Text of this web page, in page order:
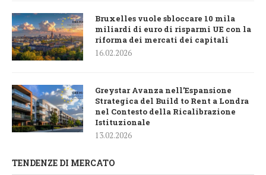
Bruxelles vuole sbloccare 10 mila
miliardi di euro di risparmi UE con la
riforma dei mercati dei capitali
16.02.2026
Greystar Avanza nell’Espansione
Strategica del Build to Rent a Londra
nel Contesto della Ricalibrazione
Istituzionale
13.02.2026
TENDENZE DI MERCATO